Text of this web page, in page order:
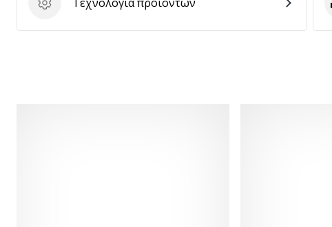
Τεχνολογία προϊόντων